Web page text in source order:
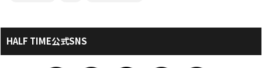
HALF TIME公式SNS